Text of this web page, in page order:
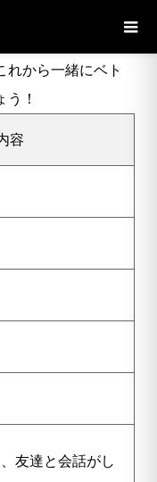
れから一緒にベト
！
容
友達と会話がし